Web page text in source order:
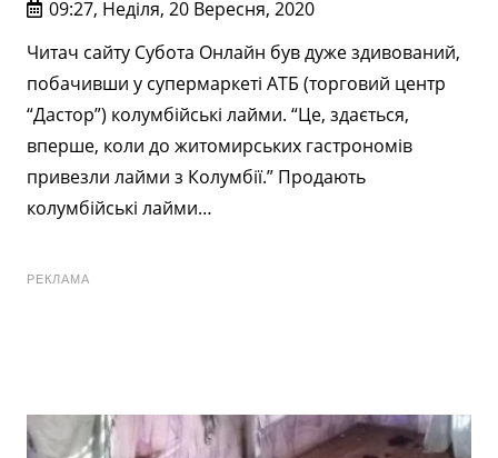
09:27, Неділя, 20 Вересня, 2020
Читач сайту Субота Онлайн був дуже здивований,
побачивши у супермаркеті АТБ (торговий центр
“Дастор”) колумбійські лайми. “Це, здається,
вперше, коли до житомирських гастрономів
привезли лайми з Колумбії.” Продають
колумбійські лайми…
РЕКЛАМА